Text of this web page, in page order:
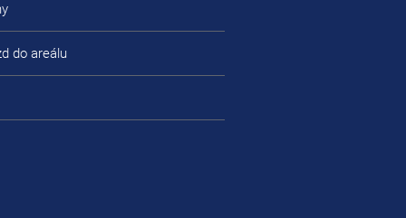
do areálu